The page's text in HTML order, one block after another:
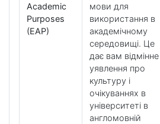
Academic
Purposes
(EAP)
мови для
використання в
академічному
середовищі. Це
дає вам відмінне
уявлення про
культуру і
очікуваннях в
університеті в
англомовній